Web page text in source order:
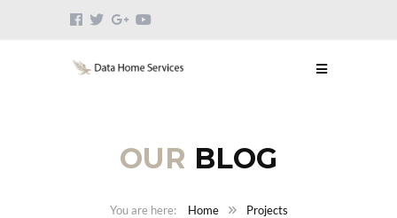
OUR BLOG
Home
Projects